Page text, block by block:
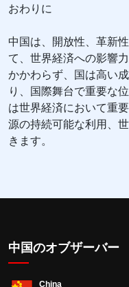
おわりに
中国は、開放性、革新
て、世界経済への影響
かかわらず、国は高い
り、国際舞台で重要な
は世界経済において重
源の持続可能な利用、
きます。
中国のオブザーバー